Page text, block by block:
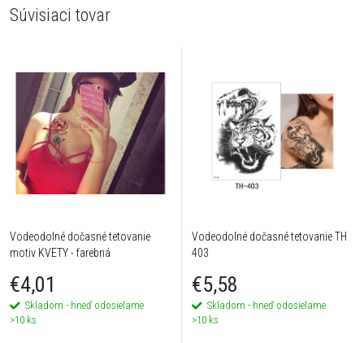
Súvisiaci tovar
Vodeodolné dočasné tetovanie
motiv KVETY - farebná
€4,01
Skladom - hneď odosielame
>10 ks
Vodeodolné dočasné tetovanie TH
403
€5,58
Skladom - hneď odosielame
>10 ks